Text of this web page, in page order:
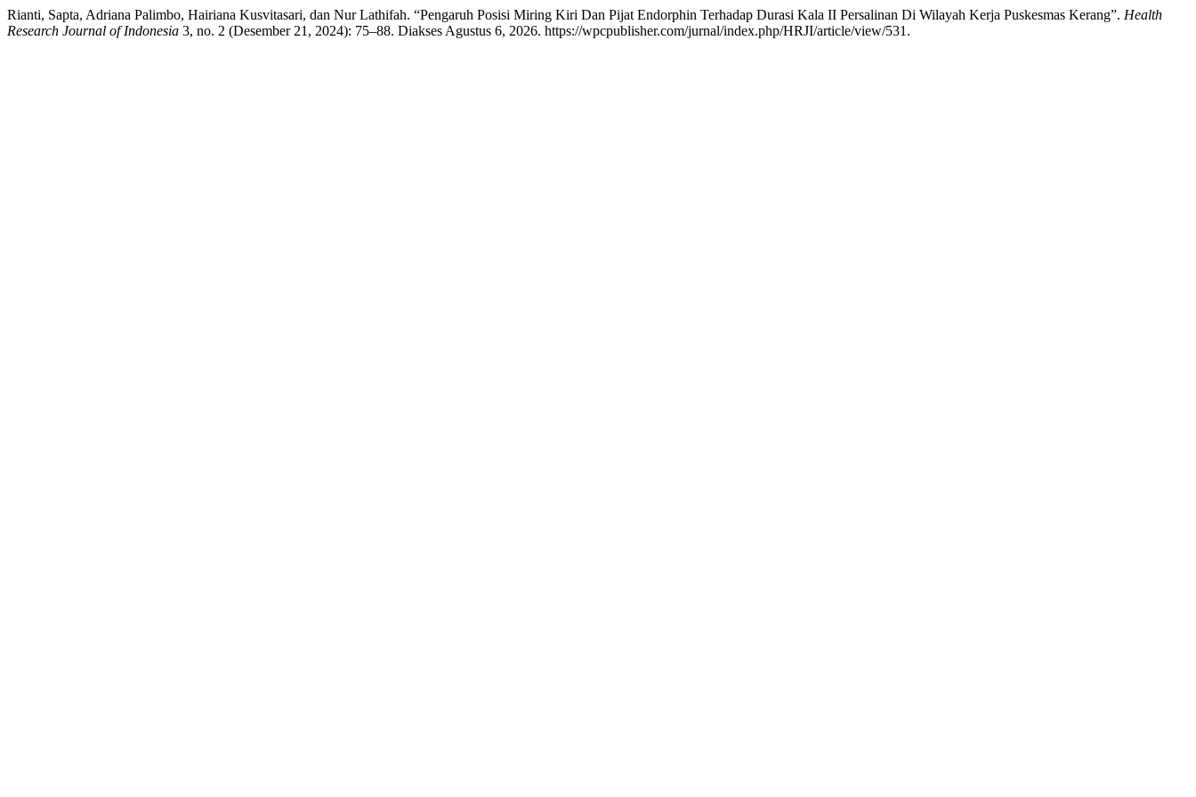
Rianti, Sapta, Adriana Palimbo, Hairiana Kusvitasari, dan Nur Lathifah. “Pengaruh Posisi Miring Kiri Dan Pijat Endorphin Terhadap Durasi Kala II Persalinan Di Wilayah Kerja Puskesmas Kerang”. Health
Research Journal of Indonesia 3, no. 2 (Desember 21, 2024): 75–88. Diakses Agustus 6, 2026. https://wpcpublisher.com/jurnal/index.php/HRJI/article/view/531.